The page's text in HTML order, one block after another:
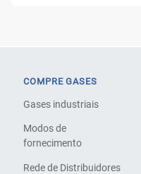
COMPRE GASES
Gases industriais
Modos de
fornecimento
Rede de Distribuidores